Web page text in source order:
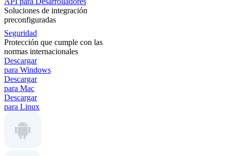
Soluciones de integración
preconfiguradas
Seguridad
Protección que cumple con las
normas internacionales
Descargar
para Windows
Descargar
para Mac
Descargar
para Linux